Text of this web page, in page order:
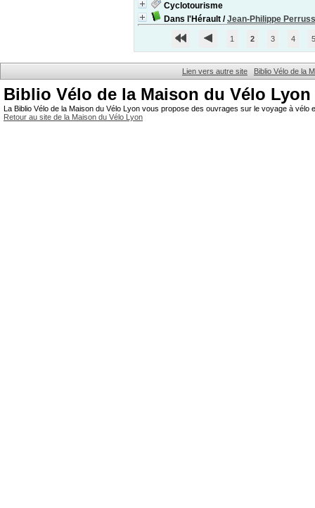
Cyclotourisme
Dans l'Hérault /Jean-Philippe
1 2 3 4 5
Lien vers autre site Biblio Vélo de la
Biblio Vélo de la Maison du Vélo Lyon
La Biblio Vélo de la Maison du Vélo Lyon vous propose des ouvrages sur le voyage à
Retour au site de la Maison du Vélo Lyon